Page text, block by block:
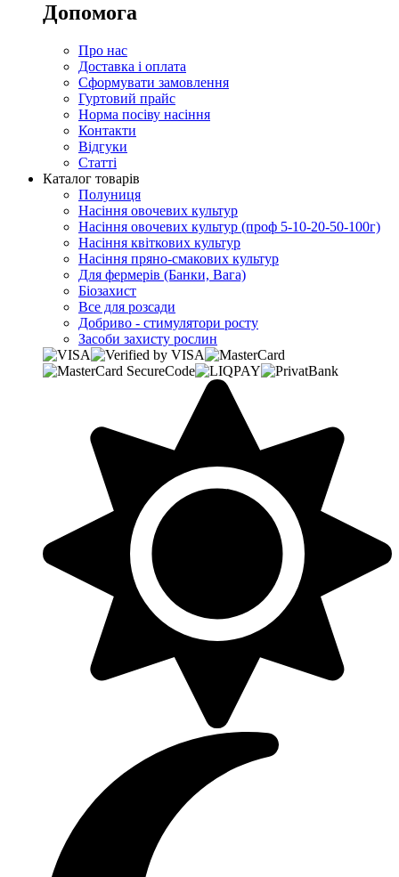
Допомога
Про нас
Доставка і оплата
Сформувати замовлення
Гуртовий прайс
Норма посіву насіння
Контакти
Відгуки
Статті
Каталог товарів
Полуниця
Насіння овочевих культур
Насіння овочевих культур (проф 5-10-20-50-100г)
Насіння квіткових культур
Насіння пряно-смакових культур
Для фермерів (Банки, Вага)
Біозахист
Все для розсади
Добриво - стимулятори росту
Засоби захисту рослин